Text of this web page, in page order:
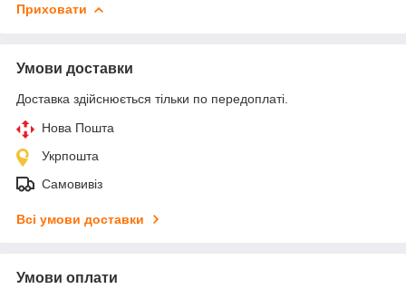
Приховати
Умови доставки
Доставка здійснюється тільки по передоплаті.
Нова Пошта
Укрпошта
Самовивіз
Всі умови доставки
Умови оплати